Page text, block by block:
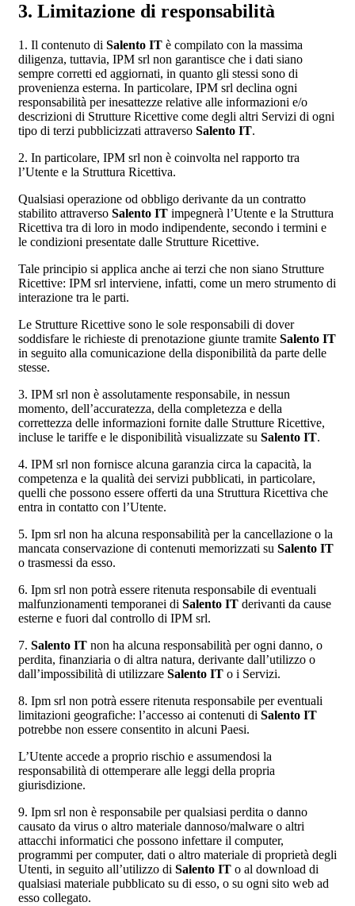
3. Limitazione di responsabilità
1. Il contenuto di Salento IT è compilato con la massima
diligenza, tuttavia, IPM srl non garantisce che i dati siano
sempre corretti ed aggiornati, in quanto gli stessi sono di
provenienza esterna. In particolare, IPM srl declina ogni
responsabilità per inesattezze relative alle informazioni e/o
descrizioni di Strutture Ricettive come degli altri Servizi di ogni
tipo di terzi pubblicizzati attraverso Salento IT.
2. In particolare, IPM srl non è coinvolta nel rapporto tra
l’Utente e la Struttura Ricettiva.
Qualsiasi operazione od obbligo derivante da un contratto
stabilito attraverso Salento IT impegnerà l’Utente e la Struttura
Ricettiva tra di loro in modo indipendente, secondo i termini e
le condizioni presentate dalle Strutture Ricettive.
Tale principio si applica anche ai terzi che non siano Strutture
Ricettive: IPM srl interviene, infatti, come un mero strumento di
interazione tra le parti.
Le Strutture Ricettive sono le sole responsabili di dover
soddisfare le richieste di prenotazione giunte tramite Salento IT
in seguito alla comunicazione della disponibilità da parte delle
stesse.
3. IPM srl non è assolutamente responsabile, in nessun
momento, dell’accuratezza, della completezza e della
correttezza delle informazioni fornite dalle Strutture Ricettive,
incluse le tariffe e le disponibilità visualizzate su Salento IT.
4. IPM srl non fornisce alcuna garanzia circa la capacità, la
competenza e la qualità dei servizi pubblicati, in particolare,
quelli che possono essere offerti da una Struttura Ricettiva che
entra in contatto con l’Utente.
5. Ipm srl non ha alcuna responsabilità per la cancellazione o la
mancata conservazione di contenuti memorizzati su Salento IT
o trasmessi da esso.
6. Ipm srl non potrà essere ritenuta responsabile di eventuali
malfunzionamenti temporanei di Salento IT derivanti da cause
esterne e fuori dal controllo di IPM srl.
7. Salento IT non ha alcuna responsabilità per ogni danno, o
perdita, finanziaria o di altra natura, derivante dall’utilizzo o
dall’impossibilità di utilizzare Salento IT o i Servizi.
8. Ipm srl non potrà essere ritenuta responsabile per eventuali
limitazioni geografiche: l’accesso ai contenuti di Salento IT
potrebbe non essere consentito in alcuni Paesi.
L’Utente accede a proprio rischio e assumendosi la
responsabilità di ottemperare alle leggi della propria
giurisdizione.
9. Ipm srl non è responsabile per qualsiasi perdita o danno
causato da virus o altro materiale dannoso/malware o altri
attacchi informatici che possono infettare il computer,
programmi per computer, dati o altro materiale di proprietà degli
Utenti, in seguito all’utilizzo di Salento IT o al download di
qualsiasi materiale pubblicato su di esso, o su ogni sito web ad
esso collegato.